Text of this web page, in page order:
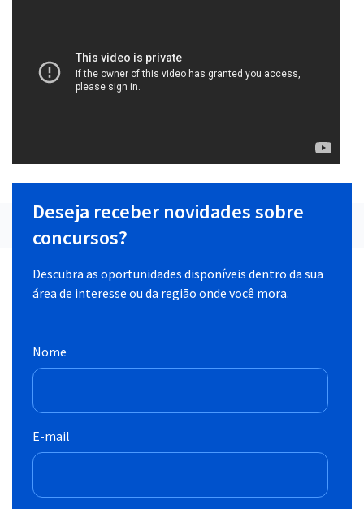
Deseja receber novidades sobre
concursos?
Descubra as oportunidades disponíveis dentro da sua
área de interesse ou da região onde você mora.
Nome
E-mail